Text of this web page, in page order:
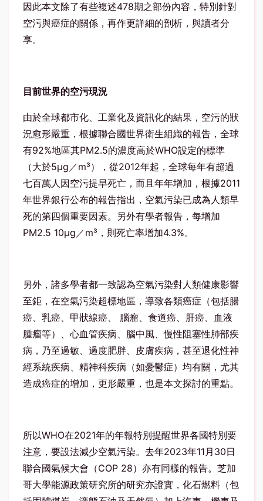
因此本文除了有些複述478期之部份內容，特別針對
空污與癌症的關係，再作更詳細的剖析，與讀者分
享。
目前世界的空污現況
由於全球都市化、工業化及資訊化的結果，空污的狀
況愈形嚴重，根據聯合國世界衛生組織的報告，全球
有92%地區其PM2.5的濃度高於WHO設定的標準
（大於5μg／m³），從2012年起，全球每年有超過
七百萬人因空污提早死亡，而且年年增加，根據2011
年世界銀行公布的報告指出，空氣污染已成為人類早
死的第四個重要因素。另外有學者報告，每增加
PM2.5 10μg／m³，則死亡率增加4.3%。
另外，諸多學者都一致認為空氣污染對人類健康影響
至鉅，在空氣污染超標地區，導致各類癌症（包括腸
癌、乳癌、甲狀線癌、 腦瘤、食道癌、肝癌、血液
腫瘤等）、心血管疾病、腦中風、慢性阻塞性肺部疾
病，乃至過敏、過度肥胖、皮膚疾病，甚至退化性神
經系統疾病、精神科疾病（如憂鬱症）均有關，尤其
造成癌症的增加，更形嚴重，也是本文探討的重點。
所以WHO在2021年的年報特別提醒世界各國特別要
注意，要設法減少空氣污染。去年2023年11月30日
聯合國氣候大會（COP 28）亦有同樣的報告。芝加
哥大學能源政策研究所的研究亦證實，化石燃料（包